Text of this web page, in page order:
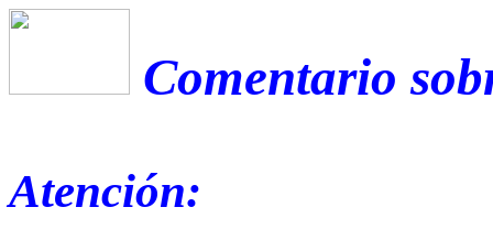
Comentario
Atención: